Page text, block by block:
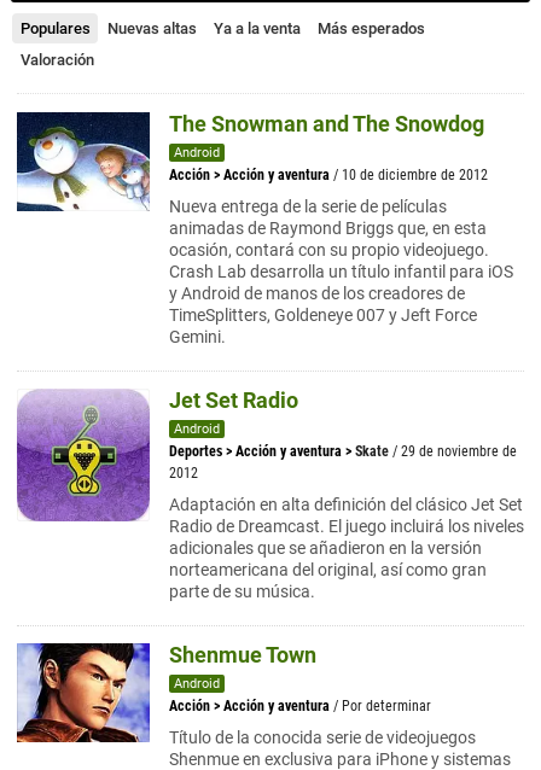
Populares Nuevas altas Ya a la venta
Más esperados
Valoración
The Snowman and The Snowdog
Android
Acción > Acción y aventura / 10 de diciembre de 2012
Nueva entrega de la serie de películas
animadas de Raymond Briggs que, en esta
ocasión, contará con su propio videojuego.
Crash Lab desarrolla un título infantil para iOS
y Android de manos de los creadores de
TimeSplitters, Goldeneye 007 y Jeft Force
Gemini.
Jet Set Radio
Android
Deportes > Acción y aventura > Skate / 29 de noviembre de
2012
Adaptación en alta definición del clásico Jet Set
Radio de Dreamcast. El juego incluirá los niveles
adicionales que se añadieron en la versión
norteamericana del original, así como gran
parte de su música.
Shenmue Town
Android
Acción > Acción y aventura / Por determinar
Título de la conocida serie de videojuegos
Shenmue en exclusiva para iPhone y sistemas